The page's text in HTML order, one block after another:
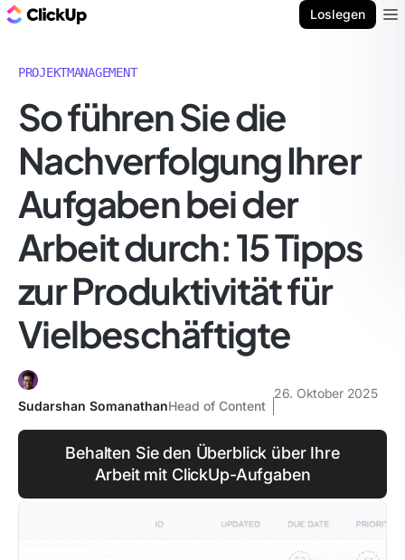
Loslegen
PROJEKTMANAGEMENT
So führen Sie die
Nachverfolgung Ihrer
Aufgaben bei der
Arbeit durch: 15 Tipps
zur Produktivität für
Vielbeschäftigte
Sudarshan SomanathanHead of Content
26. Oktober 2025
Behalten Sie den Überblick über Ihre
Arbeit mit ClickUp-Aufgaben